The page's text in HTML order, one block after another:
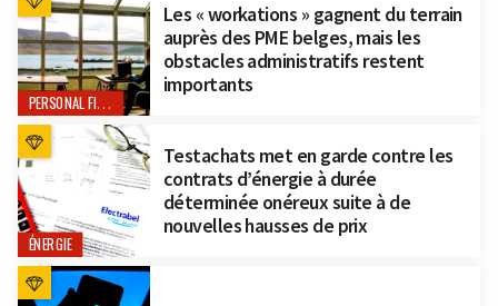
PERSONAL FINANCE
Les « workations » gagnent du terrain
auprès des PME belges, mais les
obstacles administratifs restent
importants
ÉNERGIE
Testachats met en garde contre les
contrats d’énergie à durée
déterminée onéreux suite à de
nouvelles hausses de prix